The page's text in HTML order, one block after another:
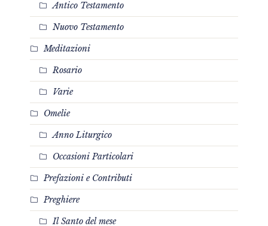
Antico Testamento
Nuovo Testamento
Meditazioni
Rosario
Varie
Omelie
Anno Liturgico
Occasioni Particolari
Prefazioni e Contributi
Preghiere
Il Santo del mese